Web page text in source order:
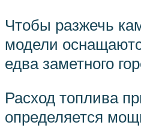
Чтобы разжечь
модели
едва заметного
Расход топлива
определяется